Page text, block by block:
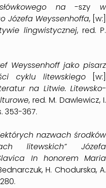
na -szy w
Józefa Weyssenhoffa, [w:]
lingwistycznej, red. P.
Weyssenhoff jako pisarz
cyklu litewskiego [w:]
na Litwie. Litewsko-
, red. M. Dawlewicz, I.
353-367.
nazwach środków
litewskich” Józefa
In honorem Maria
H. Chodurska, A.